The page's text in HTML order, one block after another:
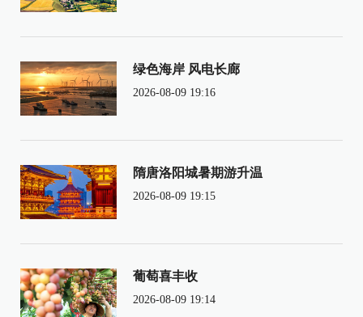
绿色海岸 风电长廊
2026-08-09 19:16
隋唐洛阳城暑期游升温
2026-08-09 19:15
葡萄喜丰收
2026-08-09 19:14